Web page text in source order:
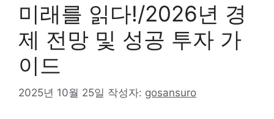
미래를 읽다!/2026년 경
제 전망 및 성공 투자 가
이드
2025년 10월 25일 작성자: gosansuro